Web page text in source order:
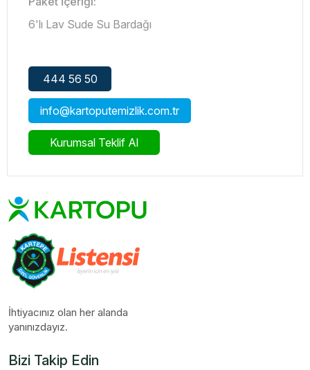
6'lı Lav Sude Su Bardağı
444 56 50
info@kartoputemizlik.com.tr
Kurumsal Teklif Al
İhtiyacınız olan her alanda
yanınızdayız.
Bizi Takip Edin